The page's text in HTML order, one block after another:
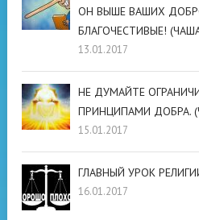
ОН ВЫШЕ ВАШИХ
БЛАГОЧЕСТИВЫЕ!
13.01.2017
НЕ ДУМАЙТЕ
ПРИНЦИПАМИ ДОБРА.
15.01.2017
ГЛАВНЫЙ УРОК
16.01.2017